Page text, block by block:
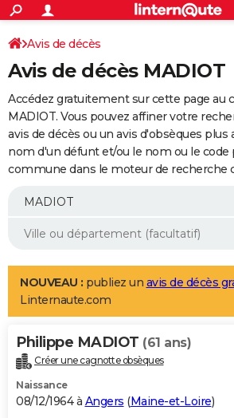
ACTUALITÉS
Politique
Société
Faits Divers
Education
Monde
Villes
+
SPORT
Coupe du monde 2026
Football
Tennis
Cyclisme
Rugby
Forum
Programme TV
TNT
Streaming
Cinéma
Sorties cinéma
Musique
+
FINANCE
Retraite
Epargne
Immobilier
Risques naturels par ville
Banque
Assurance
AUTO
Essais
Réserver un essai
Citadines
Berlines
SUV
Forum auto
+
Mobiles
Meilleur smartphone
Internet
Ordinateurs
Jeux vidéo
Guide high-tech
Aménagement intérieur
LIFESTYLE
Art de vivre
Bien-être
Loisirs
Mode
Modes de vie
Alimentation
Guide de la santé
Maladies
Médicaments
Sommeil
VOYAGE
Destinations
City break
Voyage nature
Voyage de noces
Forum
Climat
+PHOTO
GUIDES D'ACHAT
Avis de décès
Avis de décès MADIOT
Accédez gratuitement sur cette page au
MADIOT. Vous pouvez affiner votre
avis de décès ou un avis d'obsèques
nom d'un défunt et/ou le nom ou le code
commune dans le moteur de recherche
NOUVEAU : publiez un avis de décès
Linternaute.com
Philippe MADIOT (61 ans)
Créer une cagnotte obsèques
Naissance
08/12/1964 à Angers (Maine-et-Loire)